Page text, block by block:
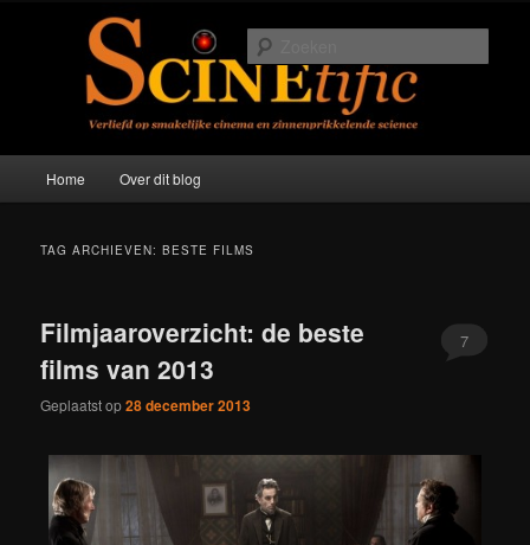
Scinetific
Verliefd op smakelijke cinema en zinneprikkelende science
Home Over dit blog
TAG ARCHIEVEN:BESTE FILMS
Filmjaaroverzicht: de beste
films van 2013
Geplaatst op28 december 2013
7